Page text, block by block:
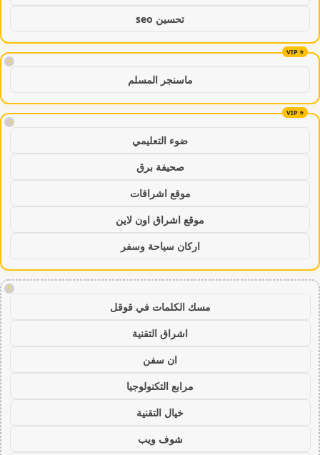
تحسين seo
!
ماسنجر المسلم
!
ضوء التعليمي
صحيفة برق
موقع اشراقات
موقع اشراق اون لاين
اركان سياحة وسفر
!
مسك الكلمات في قوقل
اشراق التقنية
ان سفن
مرابع التكنولوجيا
خيال التقنية
شوف ويب